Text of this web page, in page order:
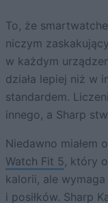
To, że
niczym
w każdym
działa lepiej niż w
standardem.
innego, a Sharp
Niedawno miałem
Watch Fit 5, który
kalorii, ale
i posiłków. Sharp